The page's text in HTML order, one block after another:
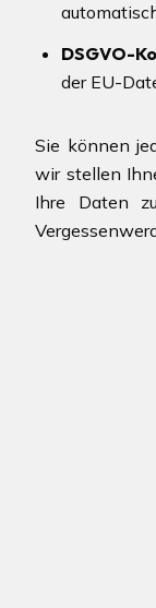
DSGVO-
der EU-
Sie können
wir stellen
Ihre Daten